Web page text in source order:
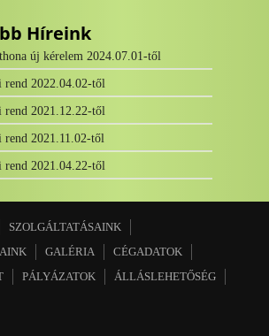
Híreink
új kérelem 2024.07.01-től
rend 2022.04.02-től
rend 2021.12.22-től
rend 2021.11.02-től
rend 2021.04.22-től
SZOLGÁLTATÁSAINK
GALÉRIA
CÉGADATOK
PÁLYÁZATOK
ÁLLÁSLEHETŐSÉG